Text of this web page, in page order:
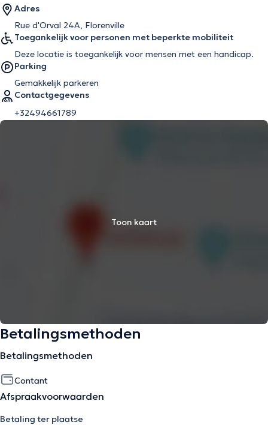
Adres
Rue d'Orval 24A, Florenville
Toegankelijk voor personen met beperkte mobiliteit
Deze locatie is toegankelijk voor mensen met een handicap.
Parking
Gemakkelijk parkeren
Contactgegevens
+32494661789
Toon kaart
Betalingsmethoden
Betalingsmethoden
Contant
Afspraakvoorwaarden
Betaling ter plaatse